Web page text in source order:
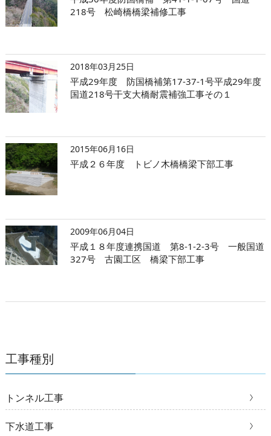
218号 松崎橋橋梁補修工事
2018年03月25日
平成29年度 防国橋補第17-37-1号平成29年度
国道218号干支大橋耐震補強工事その１
2015年06月16日
平成２６年度 トビノ木橋橋梁下部工事
2009年06月04日
平成１８年度連携国道 第8-1-2-3号 一般国道
327号 古園工区 橋梁下部工事
工事種別
トンネル工事
下水道工事